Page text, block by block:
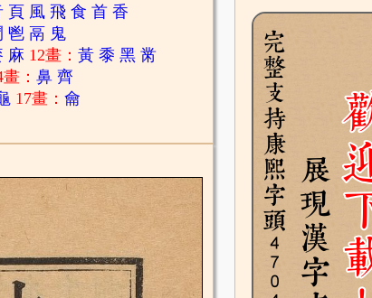
頁 風 飛 食 首 香
鬯 鬲 鬼
麻 12畫：黃 黍 黑 黹
畫：鼻 齊
17畫：龠